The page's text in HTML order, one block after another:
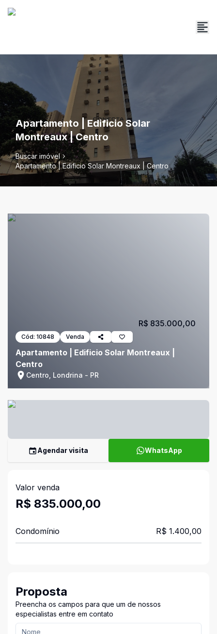
Apartamento | Edificio Solar
Montreaux | Centro
Buscar imóvel
Apartamento | Edificio Solar Montreaux | Centro
Cód: 10848 Venda
Apartamento | Edificio Solar Montreaux |
Centro
Centro, Londrina - PR
R$ 835.000,00
Agendar visita WhatsApp
Valor venda
R$ 835.000,00
Condomínio R$ 1.400,00
Proposta
Preencha os campos para que um de nossos
especialistas entre em contato